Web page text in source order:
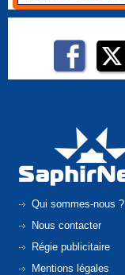
Qui sommes-nous ?
Nous contacter
Régie publicitaire
Mentions légales